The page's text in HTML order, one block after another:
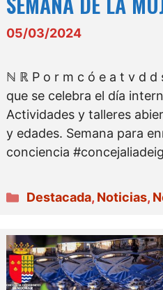
05/03/2024
ℕ ℝ P o r m c ó e a t v d d
que se celebra el día
Actividades y talleres
y edades. Semana para
conciencia
Categorías
Destacada, Noticias,